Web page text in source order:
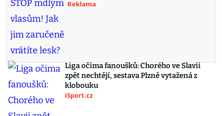
Reklama
Liga očima fanoušků: Chorého ve Slavii
zpět nechtějí, sestava Plzně vytažená z
klobouku
iSport.cz